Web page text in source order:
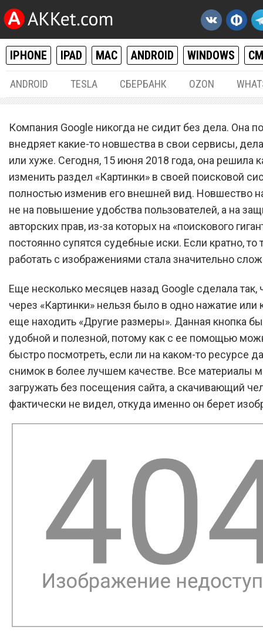
IPHONE IPAD MAC ANDROID WINDOWS
ANDROID TESLA СБЕРБАНК OZON
Google кардинально
сервис «Картинки» для
изображений
Компания Google никогда не сидит без дела. Она
внедряет какие-то новшества в свои сервисы,
или хуже. Сегодня, 15 июня 2018 года, она решила
изменить раздел «Картинки» в своей поисковой
полностью изменив его внешней вид. Новшество
не на повышение удобства пользователей, а на
авторских прав, из-за которых на «поискового
постоянно супятся судебные иски. Если кратно, то
работать с изображениями стала значительно
Еще несколько месяцев назад Google сделала так,
через «Картинки» нельзя было в одно нажатие или
еще находить «Другие размеры». Данная кнопка
удобной и полезной, потому как с ее помощью
быстро посмотреть, если ли на каком-то ресурсе
снимок в более лучшем качестве. Все материалы
загружать без посещения сайта, а скачивающий
фактически не видел, откуда именно он берет